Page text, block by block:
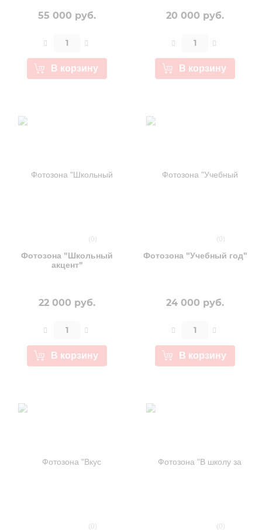
55 000 руб.
В корзину
20 000 руб.
В корзину
(0)
Фотозона "Школьный
акцент"
22 000 руб.
В корзину
(0)
Фотозона "Учебный год"
24 000 руб.
В корзину
(0) (0)